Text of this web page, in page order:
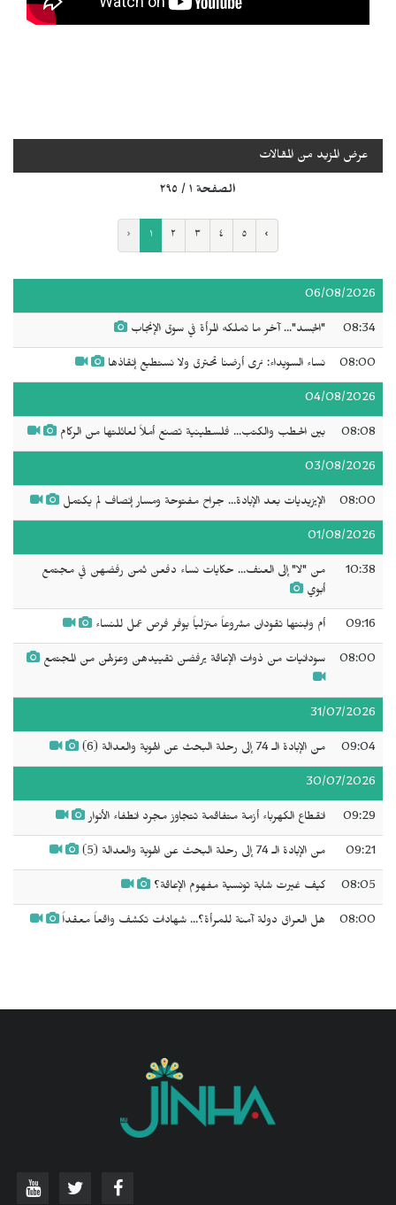
عرض المزيد من المقالات
الصفحة ١ / ٢٩٥
‹ ١ ٢ ٣ ٤ ٥ ›
06/08/2026
08:34 "الجسد"... آخر ما تملكه المرأة في سوق الإنجاب
08:00 نساء السويداء: نرى أرضنا تحترق ولا نستطيع إنقاذها
04/08/2026
08:08 بين الحطب والكتب... فلسطينية تصنع أملاً لعائلتها من الركام
03/08/2026
08:00 الإيزيديات بعد الإبادة... جراح مفتوحة ومسار إنصاف لم يكتمل
01/08/2026
10:38
من "لا" إلى العنف... حكايات نساء دفعن ثمن رفضهن في مجتمع
أبوي
09:16 أم وابنتها تقودان مشروعاً منزلياً يوفر فرص عمل للنساء
08:00 سودانيات من ذوات الإعاقة يرفضن تقييدهن وعزلهن من المجتمع
31/07/2026
09:04 من الإبادة الـ 74 إلى رحلة البحث عن الهوية والعدالة (6)
30/07/2026
09:29 انقطاع الكهرباء أزمة متفاقمة تتجاوز مجرد انطفاء الأنوار
09:21 من الإبادة الـ 74 إلى رحلة البحث عن الهوية والعدالة (5)
08:05 كيف غيرت شابة تونسية مفهوم الإعاقة؟
08:00 هل العراق دولة آمنة للمرأة؟... شهادات تكشف واقعاً معقداً